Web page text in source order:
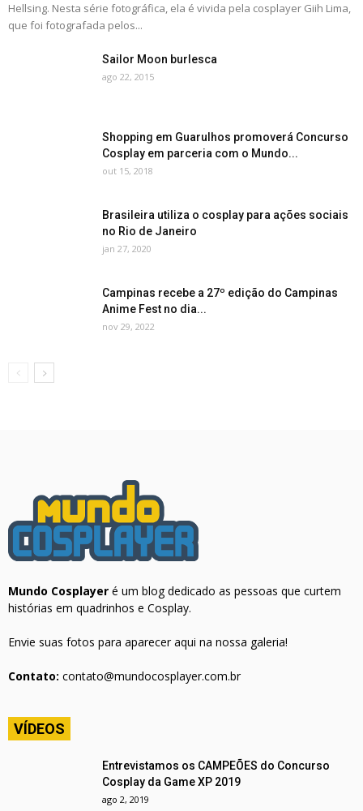
Hellsing. Nesta série fotográfica, ela é vivida pela cosplayer Giih Lima,
que foi fotografada pelos...
Sailor Moon burlesca
ago 22, 2015
Shopping em Guarulhos promoverá Concurso
Cosplay em parceria com o Mundo...
out 15, 2018
Brasileira utiliza o cosplay para ações sociais
no Rio de Janeiro
jan 27, 2020
Campinas recebe a 27º edição do Campinas
Anime Fest no dia...
nov 29, 2022
Mundo Cosplayer é um blog dedicado as pessoas que curtem
histórias em quadrinhos e Cosplay.
Envie suas fotos para aparecer aqui na nossa galeria!
Contato: contato@mundocosplayer.com.br
VÍDEOS
Entrevistamos os CAMPEÕES do Concurso
Cosplay da Game XP 2019
ago 2, 2019